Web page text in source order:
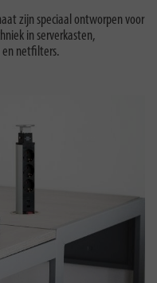
zijn speciaal ontworpen voor
in serverkasten,
en netfilters.